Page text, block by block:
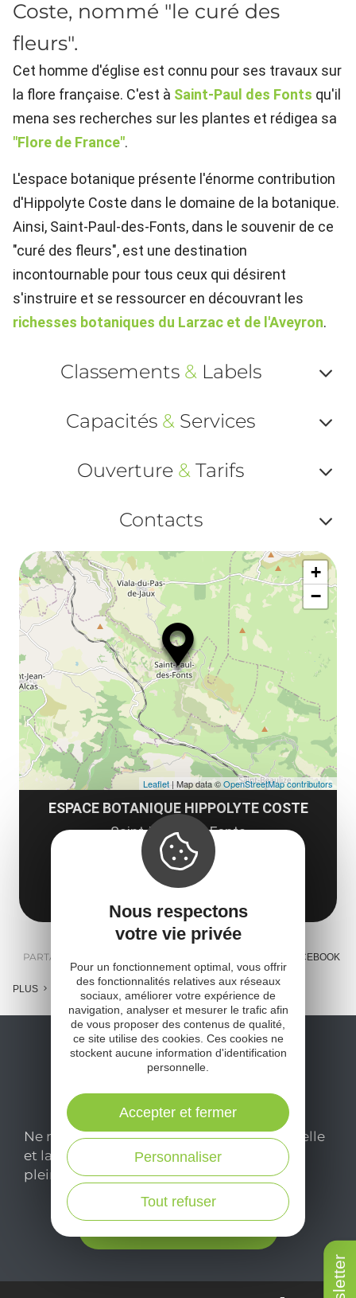
Coste, nommé "le curé des
fleurs".
Cet homme d'église est connu pour ses travaux sur
la flore française. C'est à Saint-Paul des Fonts qu'il
mena ses recherches sur les plantes et rédigea sa
"Flore de France".
L'espace botanique présente l'énorme contribution
d'Hippolyte Coste dans le domaine de la botanique.
Ainsi, Saint-Paul-des-Fonts, dans le souvenir de ce
"curé des fleurs", est une destination
incontournable pour tous ceux qui désirent
s'instruire et se ressourcer en découvrant les
richesses botaniques du Larzac et de l'Aveyron.
Classements &Labels
ou
Capacités & Services
ou
Ouverture & Tarifs
ou
et
Contacts
ou
ESPACE BOTANIQUE HIPPOLYTE COSTE
Saint-Paul-des-Fonts
12250 Saint-Jean-et-Saint-Paul
Obtenir l'itinéraire
+
−
Leaflet| Map data ©OpenStreetMap contributors
PARTAGER : FACEBOOK
PLUS
Ne manquez pas notre newsletter mensuelle
et laissez-vous inspirer pour profiter
pleinement de votre séjour en Aveyron.
Nous respectons
votre vie privée
Pour un fonctionnement optimal, vous offrir
des fonctionnalités relatives aux réseaux
sociaux, améliorer votre expérience de
navigation, analyser et mesurer le trafic afin
de vous proposer des contenus de qualité,
ce site utilise des cookies. Ces cookies ne
stockent aucune information d'identification
personnelle.
Tout refuser
Personnaliser
Accepter et fermer